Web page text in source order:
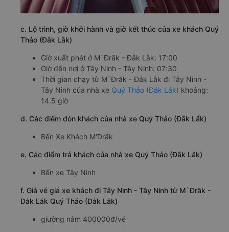
c. Lộ trình, giờ khởi hành và giờ kết thúc của xe khách Quý
Thảo (Đắk Lắk)
Giờ xuất phát ở M`Đrăk - Đắk Lắk: 17:00
Giờ đến nơi ở Tây Ninh - Tây Ninh: 07:30
Thời gian chạy từ M`Đrăk - Đắk Lắk đi Tây Ninh -
Tây Ninh của nhà xe Quý Thảo (Đắk Lắk) khoảng:
14.5 giờ
d. Các điểm đón khách của nhà xe Quý Thảo (Đắk Lắk)
Bến Xe Khách M'Drắk
e. Các điểm trả khách của nhà xe Quý Thảo (Đắk Lắk)
Bến xe Tây Ninh
f. Giá vé giá xe khách đi Tây Ninh - Tây Ninh từ M`Đrăk -
Đắk Lắk Quý Thảo (Đắk Lắk)
giường nằm 400000đ/vé